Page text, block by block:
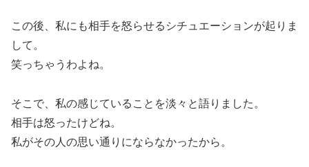
この後、私にも相手を怒らせるシチュエーションが起りま
して。
笑っちゃうわよね。
そこで、私の感じていることを淡々と語りました。
相手は怒ったけどね。
私がその人の思い通りにならなかったから。